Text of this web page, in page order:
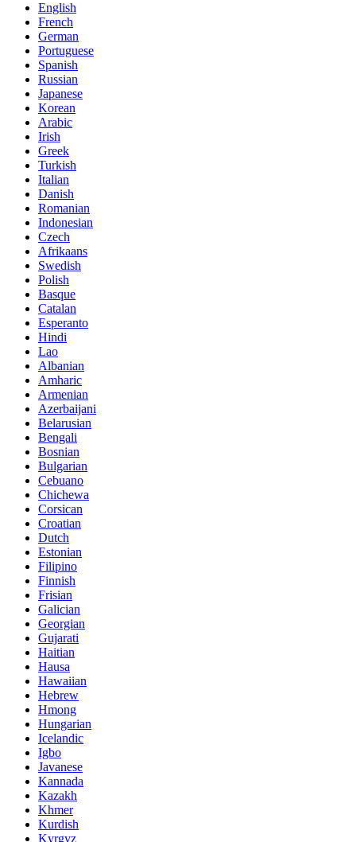
English
French
German
Portuguese
Spanish
Russian
Japanese
Korean
Arabic
Irish
Greek
Turkish
Italian
Danish
Romanian
Indonesian
Czech
Afrikaans
Swedish
Polish
Basque
Catalan
Esperanto
Hindi
Lao
Albanian
Amharic
Armenian
Azerbaijani
Belarusian
Bengali
Bosnian
Bulgarian
Cebuano
Chichewa
Corsican
Croatian
Dutch
Estonian
Filipino
Finnish
Frisian
Galician
Georgian
Gujarati
Haitian
Hausa
Hawaiian
Hebrew
Hmong
Hungarian
Icelandic
Igbo
Javanese
Kannada
Kazakh
Khmer
Kurdish
Kyrgyz